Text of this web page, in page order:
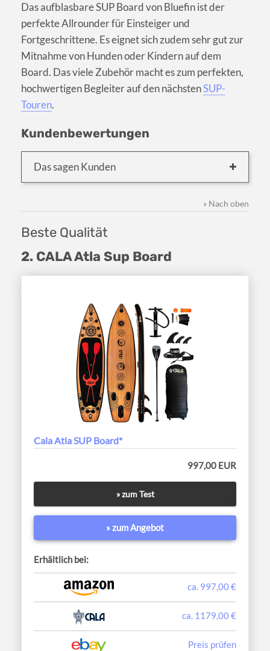
Das aufblasbare SUP Board von Bluefin ist der
perfekte Allrounder für Einsteiger und
Fortgeschrittene. Es eignet sich zudem sehr gut zur
Mitnahme von Hunden oder Kindern auf dem
Board. Das viele Zubehör macht es zum perfekten,
hochwertigen Begleiter auf den nächstenSUP-
Touren.
Kundenbewertungen
Das sagen Kunden
» Nach oben
Beste Qualität
2. CALA Atla Sup Board
Cala Atla SUP Board*
997,00 EUR
» zum Test
» zum Angebot
Erhältlich bei:
ca. 997,00 €
ca. 1179,00 €
Preis prüfen